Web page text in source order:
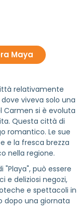
Maya
relativamente
viveva solo una
Carmen si è evoluta
Questa città di
romantico. Le sue
e la fresca brezza
nella regione.
può essere
e deliziosi negozi,
e spettacoli in
dopo una giornata